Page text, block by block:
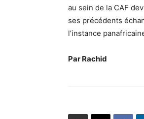
au sein de la CAF
ses précédents
l’instance
Par Rachid